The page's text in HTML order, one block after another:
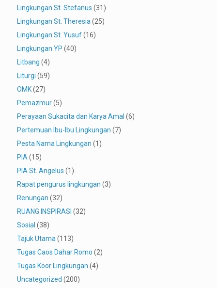
Lingkungan St. Stefanus (31)
Lingkungan St. Theresia (25)
Lingkungan St. Yusuf(16)
Lingkungan YP (40)
Litbang (4)
Liturgi (59)
OMK(27)
Pemazmur(5)
Perayaan Sukacita dan Karya Amal (6)
Pertemuan Ibu-Ibu Lingkungan (7)
Pesta Nama Lingkungan (1)
PIA (15)
PIA St. Angelus (1)
Rapat pengurus lingkungan (3)
Renungan (32)
RUANG INSPIRASI (32)
Sosial (38)
Tajuk Utama (113)
Tugas Caos Dahar Romo (2)
Tugas Koor Lingkungan (4)
Uncategorized (200)